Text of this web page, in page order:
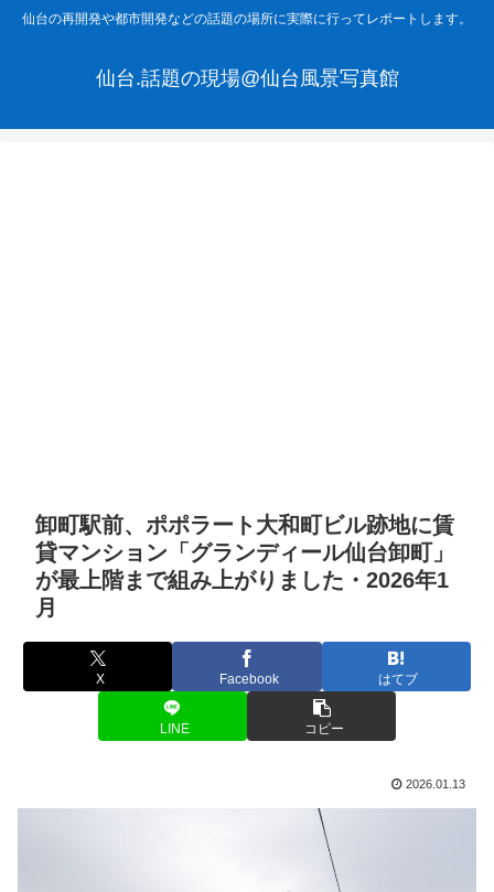
仙台の再開発や都市開発などの話題の場所に実際に行ってレポートします。
仙台.話題の現場@仙台風景写真館
卸町駅前、ポポラート大和町ビル跡地に賃
貸マンション「グランディール仙台卸町」
が最上階まで組み上がりました・2026年1
月
X Facebook はてブ
LINE コピー
2026.01.13